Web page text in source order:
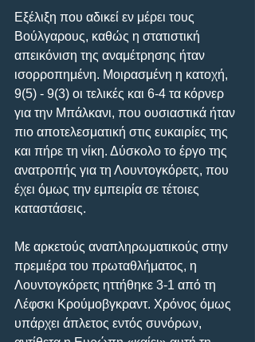
Εξέλιξη που αδικεί εν μέρει τους
Βούλγαρους, καθώς η στατιστική
απεικόνιση της αναμέτρησης ήταν
ισορροπημένη. Μοιρασμένη η κατοχή,
9(5) - 9(3) οι τελικές και 6-4 τα κόρνερ
για την Μπάλκανι, που ουσιαστικά ήταν
πιο αποτελεσματική στις ευκαιρίες της
και πήρε τη νίκη. Δύσκολο το έργο της
ανατροπής για τη Λουντογκόρετς, που
έχει όμως την εμπειρία σε τέτοιες
καταστάσεις.
Με αρκετούς αναπληρωματικούς στην
πρεμιέρα του πρωταθλήματος, η
Λουντογκόρετς ηττήθηκε 3-1 από τη
Λέφσκι Κρούμοβγκραντ. Χρόνος όμως
υπάρχει άπλετος εντός συνόρων,